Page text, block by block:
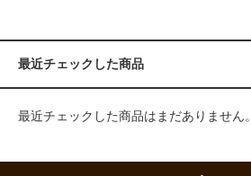
最近チェックした商品
最近チェックした商品はまだありません。